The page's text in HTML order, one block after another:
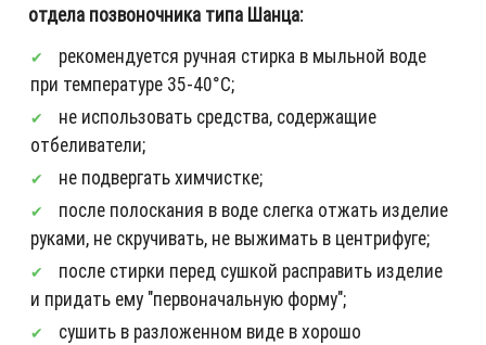
отдела позвоночника типа Шанца:
рекомендуется ручная стирка в мыльной воде
при температуре 35-40°С;
не использовать средства, содержащие
отбеливатели;
не подвергать химчистке;
после полоскания в воде слегка отжать изделие
руками, не скручивать, не выжимать в центрифуге;
после стирки перед сушкой расправить изделие
и придать ему "первоначальную форму";
сушить в разложенном виде в хорошо